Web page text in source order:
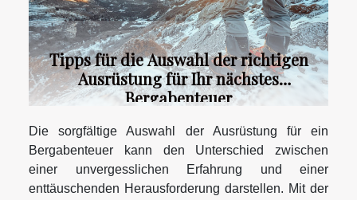
Tipps für die Auswahl der richtigen
Ausrüstung für Ihr nächstes
Bergabenteuer
Die sorgfältige Auswahl der Ausrüstung für ein
Bergabenteuer kann den Unterschied zwischen
einer unvergesslichen Erfahrung und einer
enttäuschenden Herausforderung darstellen. Mit der